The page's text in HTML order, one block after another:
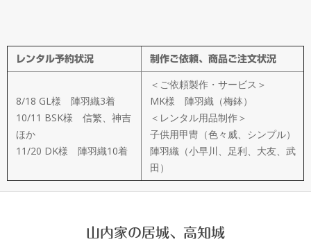
イ
ド
製
作
武
レンタル予約状況 制作ご依頼、商品ご注文状況
8/18 GL様 陣羽織3着
10/11 BSK様 信繁、神吉
ほか
11/20 DK様 陣羽織10着
＜ご依頼製作・サービス＞
MK様 陣羽織（梅鉢）
＜レンタル用品制作＞
子供用甲冑（色々威、シンプル）
陣羽織（小早川、足利、大友、武
田）
山内家の居城、高知城